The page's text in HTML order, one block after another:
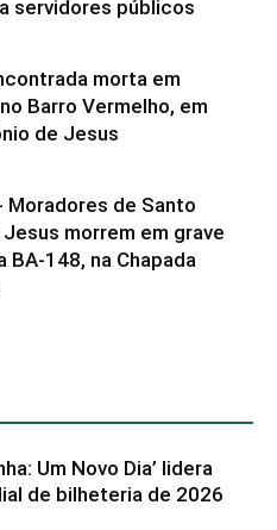
servidores públicos
morta em
Barro Vermelho, em
de Jesus
Moradores de Santo
morrem em grave
BA-148, na Chapada
Um Novo Dia’ lidera
de bilheteria de 2026